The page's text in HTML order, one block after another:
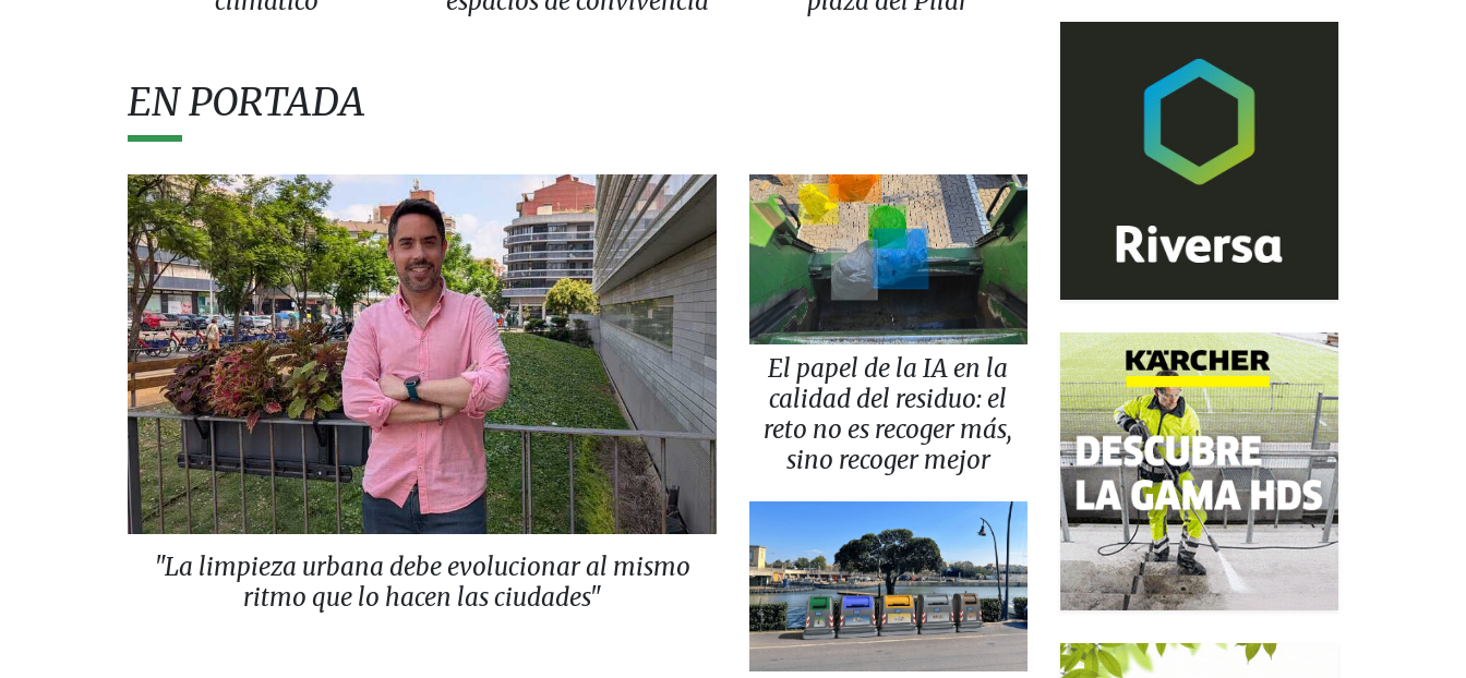
EN PORTADA
"La limpieza urbana debe evolucionar al mismo
ritmo que lo hacen las ciudades"
El papel de la IA en la
calidad del residuo: el
reto no es recoger más,
sino recoger mejor